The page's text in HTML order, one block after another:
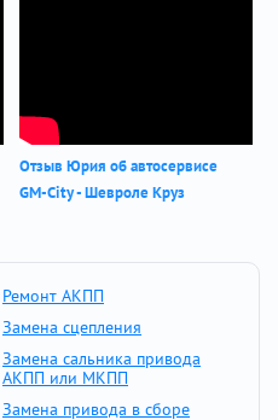
Отзыв Юрия об автосервисе
GM-City - Шевроле Круз
Ремонт АКПП
Замена сцепления
Замена сальника привода
АКПП или МКПП
Замена привода в сборе